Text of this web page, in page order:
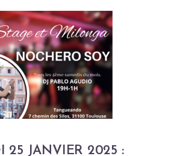
25 JANVIER 2025 :